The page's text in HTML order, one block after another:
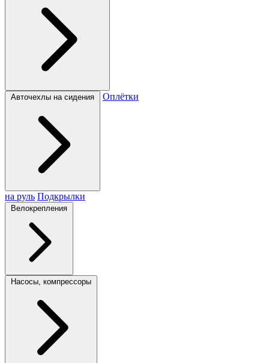
Авточехлы на сидения Оплётки
на руль Подкрылки
Велокрепления
Насосы, компрессоры